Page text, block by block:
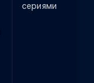
сериями